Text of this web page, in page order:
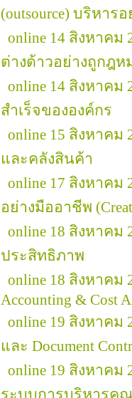
(outsource) บริหารอ
online 14 สิงหาคม
ต่างด้าวอย่างถูกฎห
online 14 สิงหาค
สำเร็จขององค์กร
online 15 สิงหาค
และคลังสินค้า
online 17 สิงหาคม
อย่างมืออาชีพ
online 18 สิงหาค
ประสิทธิภาพ
online 18 สิงหาค
Accounting & Cost
online 19 สิงหาคม
และ Document
online 19 สิงหาคม
ระบบการบริหารคุณ